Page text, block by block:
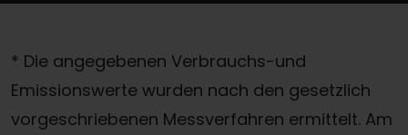
* Die angegebenen Verbrauchs-und
Emissionswerte wurden nach den gesetzlich
vorgeschriebenen Messverfahren ermittelt. Am